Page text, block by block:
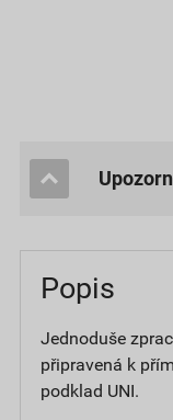
Popis
Jednoduše
připravená k
podklad UNI.